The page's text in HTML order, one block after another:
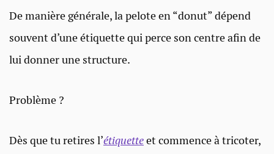
De manière générale, la pelote en “donut” dépend
souvent d’une étiquette qui perce son centre afin de
lui donner une structure.
Problème ?
Dès que tu retires l’étiquetteet commence à tricoter,